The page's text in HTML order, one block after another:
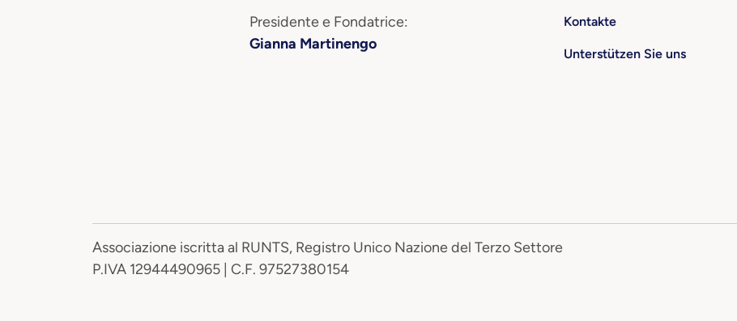
Presidente e Fondatrice:
Gianna Martinengo
Kontakte
Unterstützen Sie uns
Associazione iscritta al RUNTS, Registro Unico Nazione del Terzo Settore
P.IVA 12944490965 | C.F. 97527380154